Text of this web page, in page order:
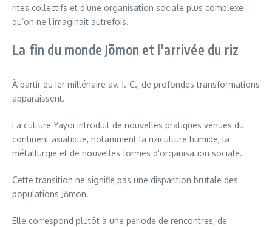
rites collectifs et d’une organisation sociale plus complexe
qu’on ne l’imaginait autrefois.
La fin du monde Jōmon et l’arrivée du riz
À partir du Ier millénaire av. J.-C., de profondes transformations
apparaissent.
La culture Yayoi introduit de nouvelles pratiques venues du
continent asiatique, notamment la riziculture humide, la
métallurgie et de nouvelles formes d’organisation sociale.
Cette transition ne signifie pas une disparition brutale des
populations Jōmon.
Elle correspond plutôt à une période de rencontres, de